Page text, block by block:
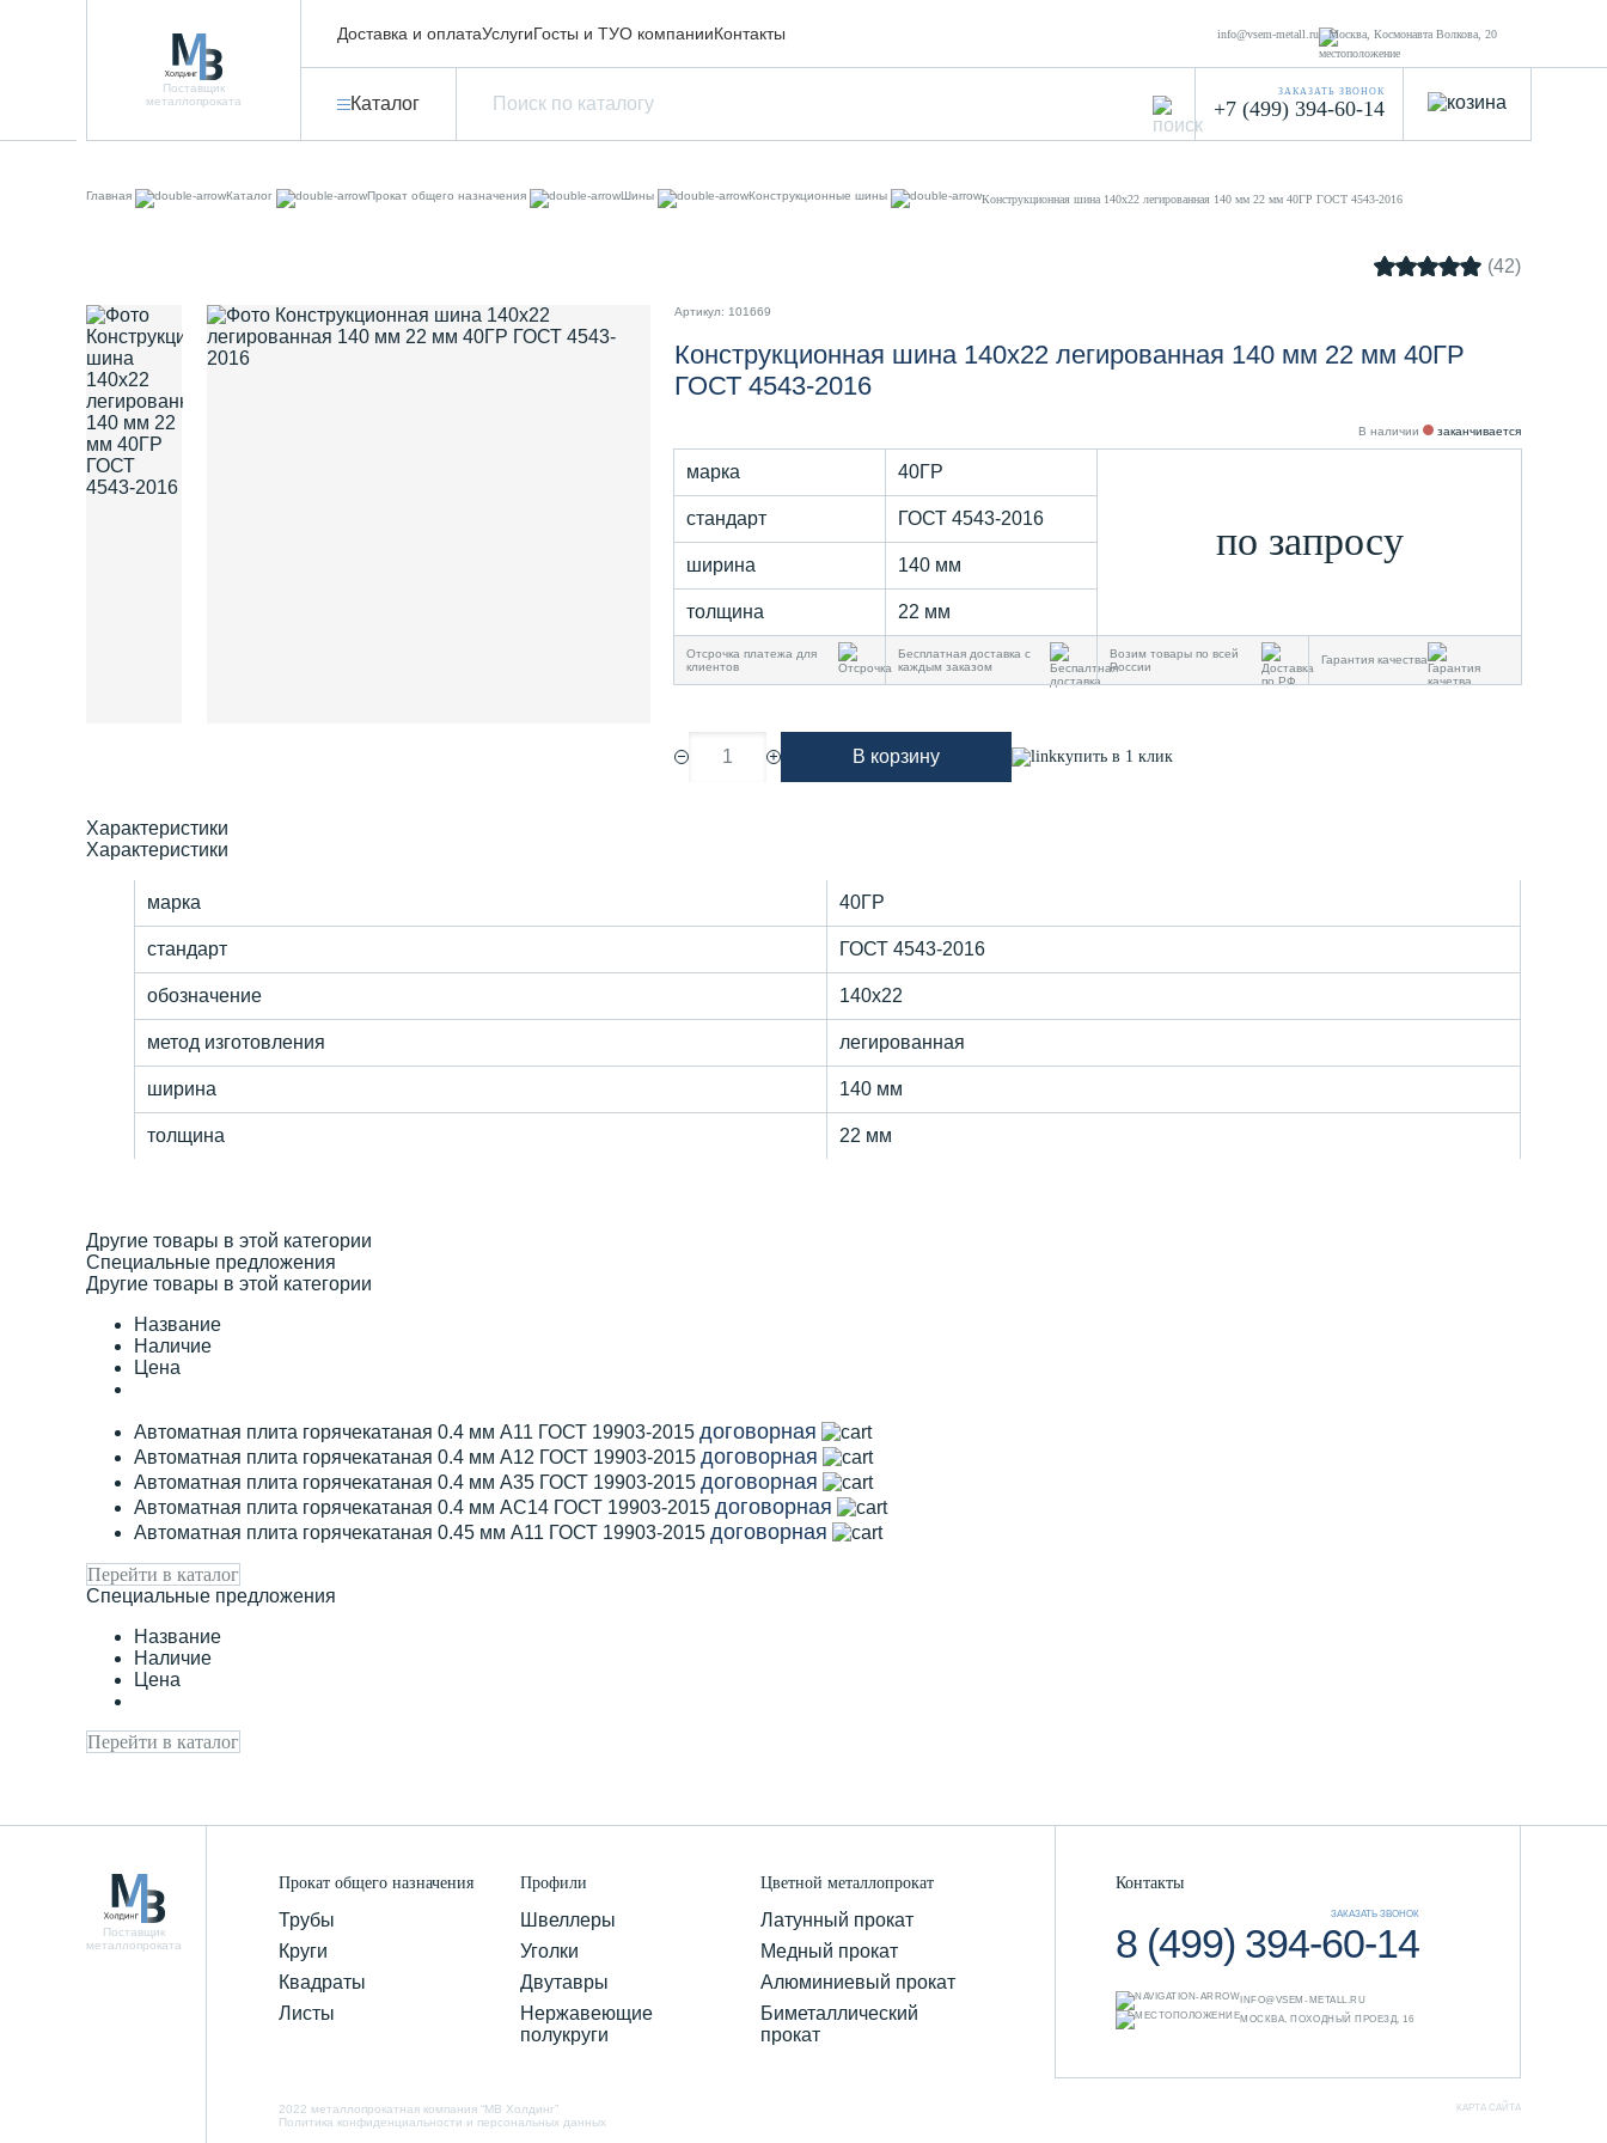
Поставщик
металлопроката
Доставка и оплатаУслугиГосты и ТУО компанииКонтакты info@vsem-metall.ru Москва, Космонавта Волкова, 20
Каталог
ЗАКАЗАТЬ ЗВОНОК
+7 (499) 394-60-14
Главная Каталог Прокат общего назначения Шины Конструкционные шины Конструкционная шина 140х22 легированная 140 мм 22 мм 40ГР ГОСТ 4543-2016
(42)
Артикул: 101669
Конструкционная шина 140х22 легированная 140 мм 22 мм 40ГР
ГОСТ 4543-2016
В наличии заканчивается
марка 40ГР
стандарт ГОСТ 4543-2016
ширина 140 мм
толщина 22 мм
по запросу
Отсрочка платежа для
клиентов
Бесплатная доставка с
каждым заказом
Возим товары по всей
России
Гарантия качества
1 В корзину купить в 1 клик
Характеристики
Характеристики
марка 40ГР
стандарт ГОСТ 4543-2016
обозначение 140х22
метод изготовления легированная
ширина 140 мм
толщина 22 мм
Другие товары в этой категории
Специальные предложения
Другие товары в этой категории
Название
Наличие
Цена
Автоматная плита горячекатаная 0.4 мм А11 ГОСТ 19903-2015 договорная
Автоматная плита горячекатаная 0.4 мм А12 ГОСТ 19903-2015 договорная
Автоматная плита горячекатаная 0.4 мм А35 ГОСТ 19903-2015 договорная
Автоматная плита горячекатаная 0.4 мм АС14 ГОСТ 19903-2015 договорная
Автоматная плита горячекатаная 0.45 мм А11 ГОСТ 19903-2015 договорная
Перейти в каталог
Специальные предложения
Название
Наличие
Цена
Перейти в каталог
Поставщик
металлопроката
Прокат общего назначения
Трубы
Круги
Квадраты
Листы
Профили
Швеллеры
Уголки
Двутавры
Нержавеющие
полукруги
Цветной металлопрокат
Латунный прокат
Медный прокат
Алюминиевый прокат
Биметаллический
прокат
Контакты
ЗАКАЗАТЬ ЗВОНОК
8 (499) 394-60-14
INFO@VSEM-METALL.RU
МОСКВА, ПОХОДНЫЙ ПРОЕЗД, 16
2022 металлопрокатная компания “MB Холдинг”
Политика конфиденциальности и персональных данных
КАРТА САЙТА